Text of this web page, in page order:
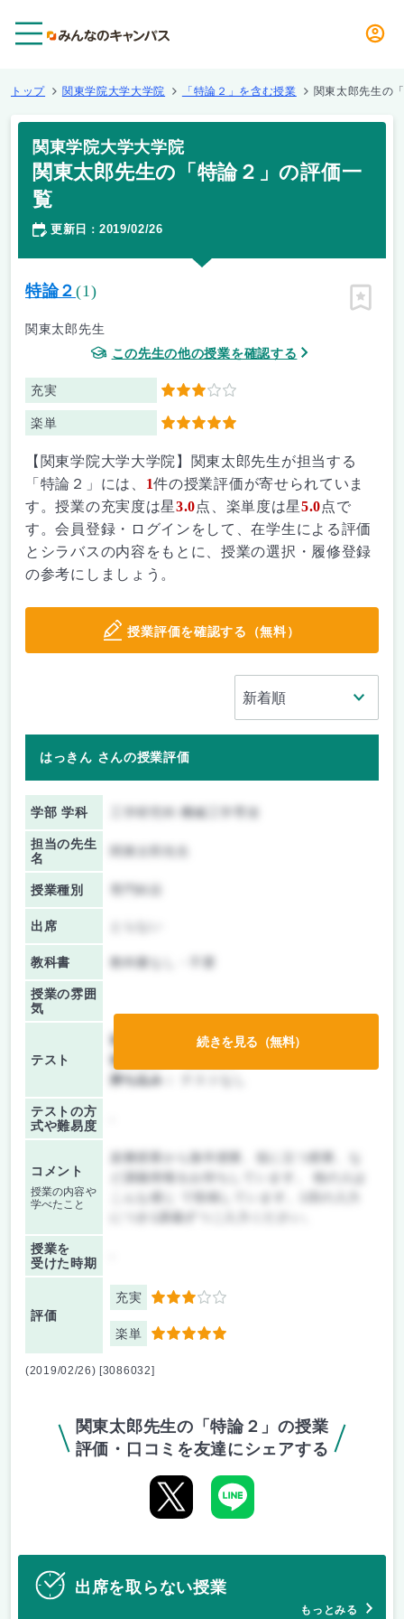
トップ 関東学院大学大学院 「特論２」を含む授業 関東太郎先生の
関東学院大学大学院
関東太郎先生の「特論２」の評価一
覧
更新日 ： 2019/02/26
特論２(1)
関東太郎先生
この先生の他の授業を確認する
充実 3
楽単 5
ピン留
【関東学院大学大学院】関東太郎先生が担当する
「特論２」には、 1件の授業評価が寄せられていま
す。授業の充実度は星3.0点、楽単度は星5.0点で
す。会員登録・ログインをして、在学生による評価
とシラバスの内容をもとに、授業の選択・履修登録
の参考にしましょう。
授業評価を確認する（無料）
はっきん さんの授業評価
学部 学科 工学研究科 機械工学専攻
担当の先生
名
授業種別
出席
教科書 教科書なし・不要
授業の雰囲
気
テスト
前期/中間：
授業無し
後期/期末：
持ち込み：
テストの方
式や難易度
コメント
授業の内容や
学べたこと
楽勝授業から激辛授業、役に立つ授業、な
ど講義情報をお待ちしています。 他の人は
につき1講義ずつご入力ください。
授業を
受けた時期
評価
充実 3
楽単 5
続きを見る（無料）
(2019/02/26) [3086032]
関東太郎先生の「特論２」の授業
評価・口コミを友達にシェアする
出席を取らない授業
もっとみる